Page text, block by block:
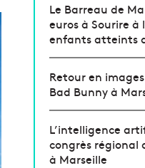
Le Barreau de
euros à Sourire à
enfants atteints
Retour en
Bad Bunny à
L’intelligence
congrès régional
à Marseille